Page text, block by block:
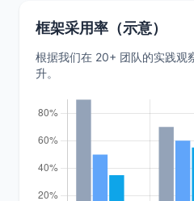
框架采用率（示意）
根据我们在 20+ 团队的实践观
升。